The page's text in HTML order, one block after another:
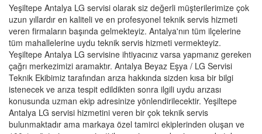
Yeşiltepe Antalya LG servisi olarak siz değerli müşterilerimize çok
uzun yıllardır en kaliteli ve en profesyonel teknik servis hizmeti
veren firmaların başında gelmekteyiz. Antalya'nın tüm ilçelerine
tüm mahallelerine uydu teknik servis hizmeti vermekteyiz.
Yeşiltepe Antalya LG servisine ihtiyacınız varsa yapmanız gereken
çağrı merkezimizi aramaktır. Antalya Beyaz Eşya / LG Servisi
Teknik Ekibimiz tarafından arıza hakkında sizden kısa bir bilgi
istenecek ve arıza tespit edildikten sonra ilgili uydu arızası
konusunda uzman ekip adresinize yönlendirilecektir. Yeşiltepe
Antalya LG servisi hizmetini veren bir çok teknik servis
bulunmaktadır ama markaya özel tamirci ekiplerinden oluşan ve